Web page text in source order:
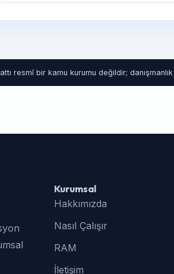
resmî bir kamu kurumu değildir;
Kurumsal
Hakkımızda
Nasıl Çalışır
RAM
İletişim